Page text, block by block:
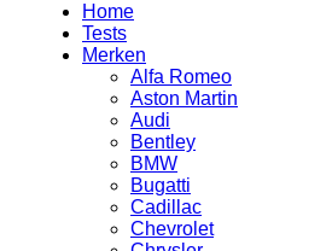
Home
Tests
Merken
Alfa Romeo
Aston Martin
Audi
Bentley
BMW
Bugatti
Cadillac
Chevrolet